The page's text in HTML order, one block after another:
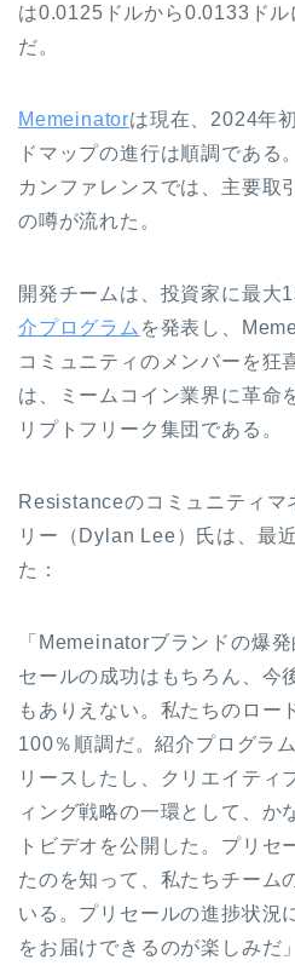
は0.0125ドルから0.0133ドル
だ。
Memeinatorは現在、2024年
ドマップの進行は順調であ
カンファレンスでは、主要取
の噂が流れた。
開発チームは、投資家に最大
介プログラム を発表し、
コミュニティのメンバーを狂
は、ミームコイン業界に革命
リプトフリーク集団である。
Resistanceのコミュニティマ
リー（Dylan Lee）氏は、最
た：
「Memeinatorブランドの爆
セールの成功はもちろん、今
もありえない。私たちのロー
100％順調だ。紹介プログラ
リースしたし、クリエイティ
ィング戦略の一環として、か
トビデオを公開した。プリセ
たのを知って、私たちチーム
いる。プリセールの進捗状況
をお届けできるのが楽しみだ」